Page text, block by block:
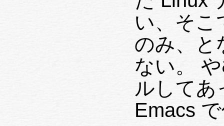
い、そこ
のみ、と
ない。
ルしてあ
Emacs